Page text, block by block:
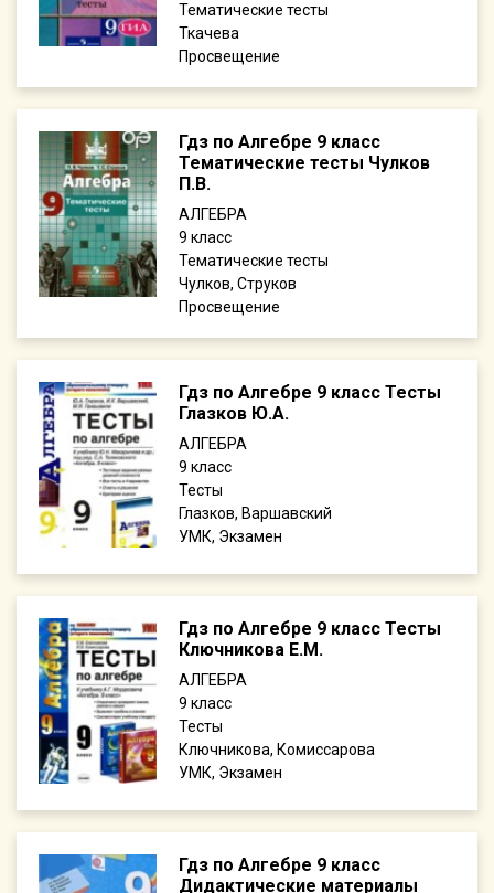
Тематические тесты
Ткачева
Просвещение
Гдз по Алгебре 9 класс
Тематические тесты Чулков
П.В.
АЛГЕБРА
9
Тематические тесты
Чулков, Струков
Просвещение
Гдз по Алгебре 9 класс Тесты
Глазков Ю.А.
АЛГЕБРА
9
Тесты
Глазков, Варшавский
УМК, Экзамен
Гдз по Алгебре 9 класс Тесты
Ключникова Е.М.
АЛГЕБРА
9
Тесты
Ключникова, Комиссарова
УМК, Экзамен
Гдз по Алгебре 9 класс
Дидактические материалы